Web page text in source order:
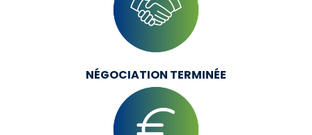
NÉGOCIATION TERMINÉE